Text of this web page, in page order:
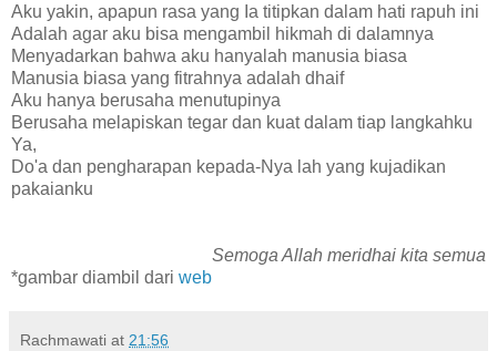
Aku yakin, apapun rasa yang Ia titipkan dalam hati rapuh ini
Adalah agar aku bisa mengambil hikmah di dalamnya
Menyadarkan bahwa aku hanyalah manusia biasa
Manusia biasa yang fitrahnya adalah dhaif
Aku hanya berusaha menutupinya
Berusaha melapiskan tegar dan kuat dalam tiap langkahku
Ya,
Do'a dan pengharapan kepada-Nya lah yang kujadikan
pakaianku
Semoga Allah meridhai kita semua
*gambar diambil dari web
Rachmawati at 21:56